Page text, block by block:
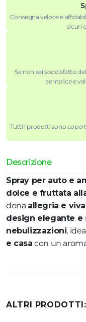
Consegna veloce e
sicuri
Se non sei soddisfatto
semplice e
Tutti i prodotti sono
Descrizione
Spray per auto e
dolce e fruttata
dona allegria e
design elegante e
nebulizzazioni,
e casa con un
ALTRI